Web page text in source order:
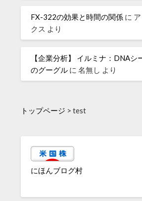
FX-322の効果と時間の関係 に
クス より
【企業分析】 イルミナ：DNAシ
のグーグル に名無し より
トップページ >test
にほんブログ村